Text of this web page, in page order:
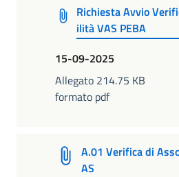
Richiesta Avvio
ilità VAS PEBA
15-09-2025
Allegato 214.75 KB
formato pdf
A.01 Verifica di
AS